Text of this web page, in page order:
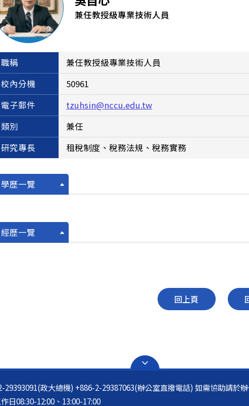
兼任教授級專業技術人員
職稱
兼任教授級專業技術人員
校內分機
50961
電子郵件
tzuhsin@nccu.edu.tw
類別
兼任
研究專長
租稅制度、稅務法規、稅務實務
學歷一覽
經歷一覽
回上頁
29393091(政大總機) +886-2-29387063(辦公室直撥電話) 如需協助請於
日08:30-12:00、13:00-17:00